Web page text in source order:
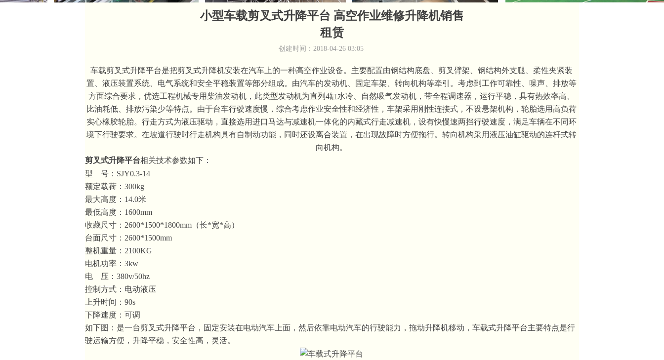
小型车载剪叉式升降平台 高空作业维修升降机销售
租赁
创建时间： 2018-04-26 03:05
车载剪叉式升降平台是把剪叉式升降机安装在汽车上的一种高空作业设备。主要配置由钢结构底盘、剪叉臂架、钢结构外支腿、柔性夹紧装
置、液压装置系统、电气系统和安全平稳装置等部分组成。 由汽车的发动机、固定车架、转向机构等牵引。考虑到工作可靠性、噪声、排放等
方面综合要求，优选工程机械专用柴油发动机，此类型发动机为直列4缸水冷、自然吸气发动机，带全程调速器，运行平稳，具有热效率高、
比油耗低、排放污染少等特点。由于台车行驶速度慢，综合考虑作业安全性和经济性，车架采用刚性连接式，不设悬架机构，轮胎选用高负荷
实心橡胶轮胎。 行走方式为液压驱动，直接选用进口马达与减速机一体化的内藏式行走减速机，设有快慢速两挡行驶速度，满足车辆在不同环
境下行驶要求。在坡道行驶时行走机构具有自制动功能，同时还设离合装置，在出现故障时方便拖行。转向机构采用液压油缸驱动的连杆式转
向机构。
剪叉式升降平台相关技术参数如下：
型 号：SJY0.3-14
额定载荷：300kg
最大高度：14.0米
最低高度：1600mm
收藏尺寸：2600*1500*1800mm（长*宽*高）
台面尺寸：2600*1500mm
整机重量：2100KG
电机功率：3kw
电 压：380v/50hz
控制方式：电动液压
上升时间：90s
下降速度：可调
如下图：是一台剪叉式升降平台，固定安装在电动汽车上面，然后依靠电动汽车的行驶能力，拖动升降机移动，车载式升降平台主要特点是行
驶运输方便，升降平稳，安全性高，灵活。